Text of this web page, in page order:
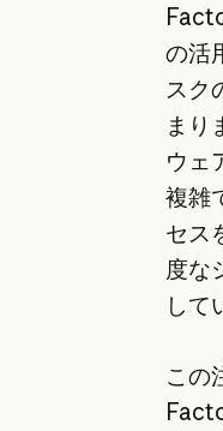
の活
スク
まり
ウェ
複雑
セス
度な
して
この